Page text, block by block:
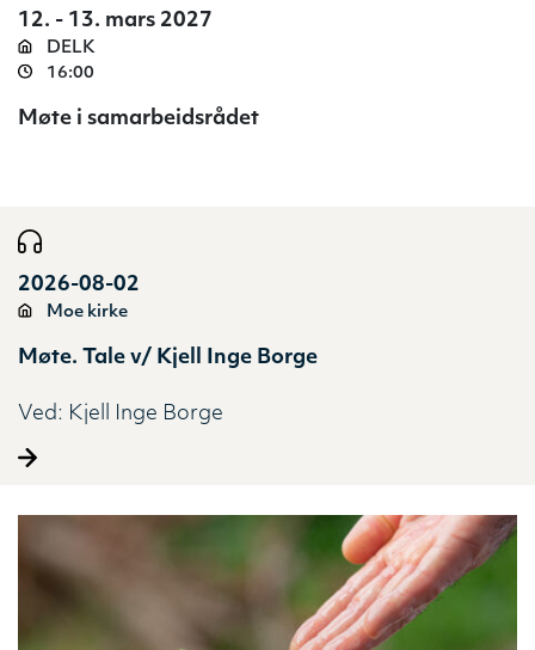
12. - 13. mars 2027
DELK
16:00
Møte i samarbeidsrådet
2026-08-02
Moe kirke
Møte. Tale v/ Kjell Inge Borge
Ved: Kjell Inge Borge